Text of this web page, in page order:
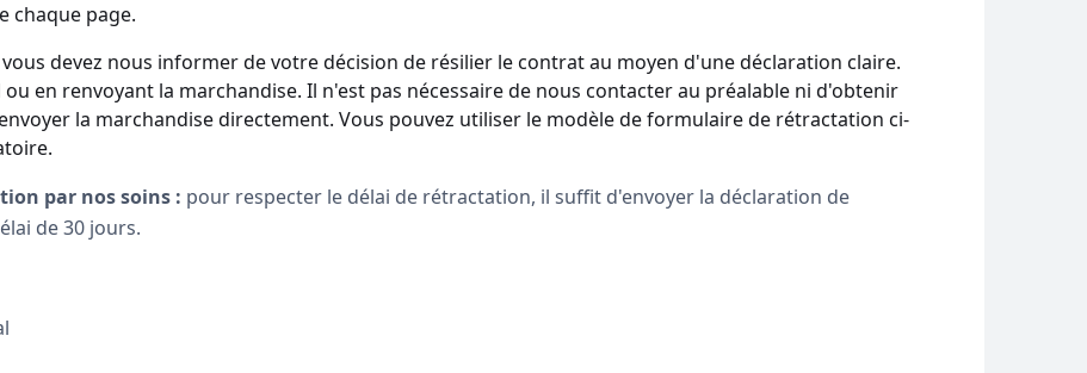
chaque page.
devez nous informer de votre décision de résilier le contrat au moyen d'une déclaration claire.
en renvoyant la marchandise. Il n'est pas nécessaire de nous contacter au préalable ni d'obtenir
la marchandise directement. Vous pouvez utiliser le modèle de formulaire de rétractation ci-
par nos soins : pour respecter le délai de rétractation, il suffit d'envoyer la déclaration de
de 30 jours.